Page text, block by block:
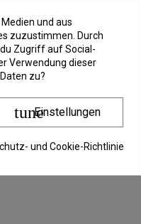
und aus
zuzustimmen. Durch
Zugriff auf Social-
Verwendung dieser
zu?
tuneEinstellungen
und Cookie-Richtlinie